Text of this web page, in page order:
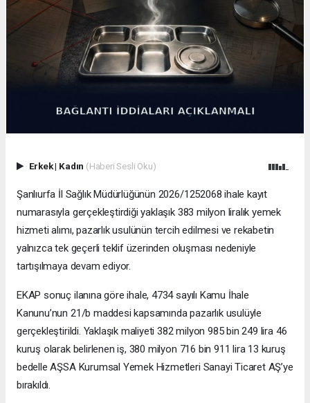
Erkek| Kadın (Haberi Sesli Oku)
Şanlıurfa İl Sağlık Müdürlüğünün 2026/1252068 ihale kayıt
numarasıyla gerçekleştirdiği yaklaşık 383 milyon liralık yemek
hizmeti alımı, pazarlık usulünün tercih edilmesi ve rekabetin
yalnızca tek geçerli teklif üzerinden oluşması nedeniyle
tartışılmaya devam ediyor.
EKAP sonuç ilanına göre ihale, 4734 sayılı Kamu İhale
Kanunu’nun 21/b maddesi kapsamında pazarlık usulüyle
gerçekleştirildi. Yaklaşık maliyeti 382 milyon 985 bin 249 lira 46
kuruş olarak belirlenen iş, 380 milyon 716 bin 911 lira 13 kuruş
bedelle AŞSA Kurumsal Yemek Hizmetleri Sanayi Ticaret AŞ’ye
bırakıldı.